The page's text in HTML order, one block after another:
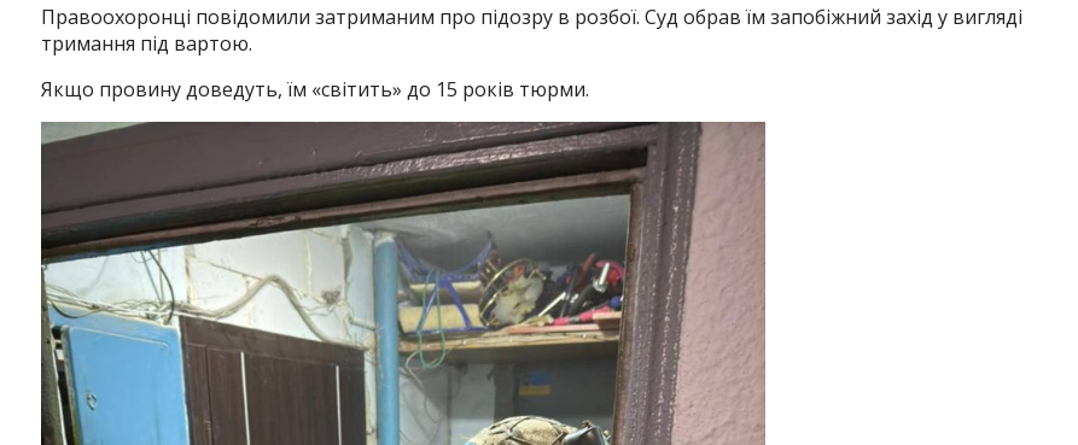
Правоохоронці повідомили затриманим про підозру в розбої. Суд обрав їм запобіжний захід у вигляді
тримання під вартою.
Якщо провину доведуть, їм «світить» до 15 років тюрми.